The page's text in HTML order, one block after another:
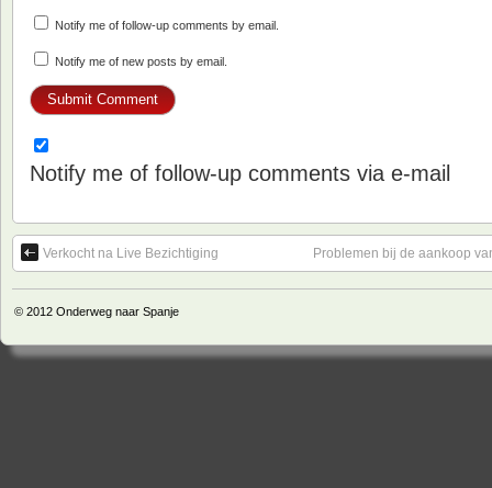
Notify me of follow-up comments by email.
Notify me of new posts by email.
Notify me of follow-up comments via e-mail
Verkocht na Live Bezichtiging Problemen bij de aankoop
© 2012 Onderweg naar Spanje